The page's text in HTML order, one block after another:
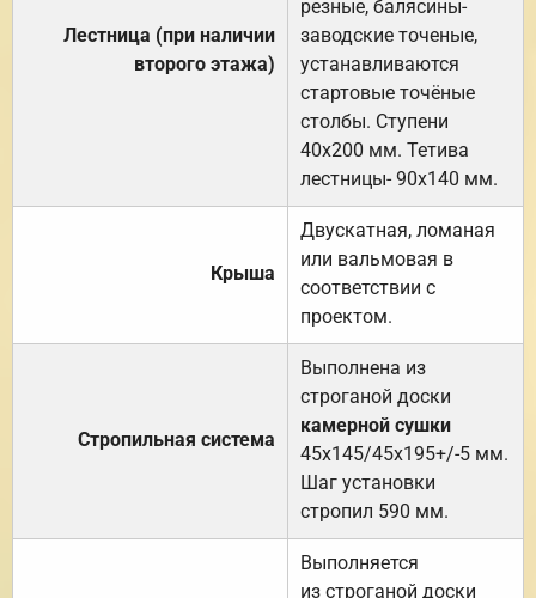
Лестница (при наличии
второго этажа)
резные, балясины-
заводские точеные,
устанавливаются
стартовые точёные
столбы. Ступени
40х200 мм. Тетива
лестницы- 90х140 мм.
Крыша
Двускатная, ломаная
или вальмовая в
соответствии с
проектом.
Стропильная система
Выполнена из
строганой доски
камерной сушки
45х145/45х195+/-5 мм.
Шаг установки
стропил 590 мм.
Выполняется
из строганой доски